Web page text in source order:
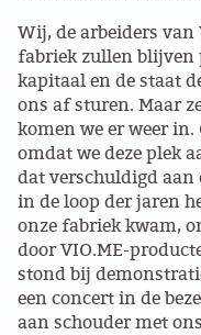
OTTO
KUNST-
VERKIEZINGEN
BASTION BASTARDS
DE CRISIS VOORBIJ
CODE ZWART
Wij, de arbeiders van
fabriek zullen blijven
kapitaal en de staat
ons af sturen. Maar
komen we er weer
omdat we deze plek
dat verschuldigd aan
in de loop der jaren
onze fabriek kwam,
door VIO.ME-
stond bij
een concert in de
aan schouder met